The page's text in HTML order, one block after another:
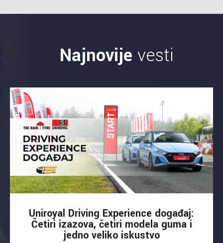
Najnovije vesti
Uniroyal Driving Experience događaj:
Četiri izazova, četiri modela guma i
jedno veliko iskustvo